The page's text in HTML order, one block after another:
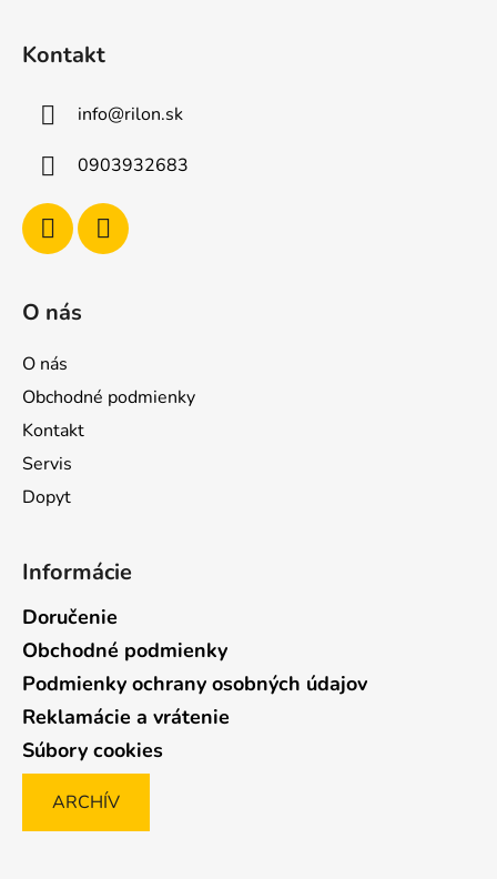
Kontakt
info@rilon.sk
0903932683
O nás
O nás
Obchodné podmienky
Kontakt
Servis
Dopyt
Informácie
Doručenie
Obchodné podmienky
Podmienky ochrany osobných údajov
Reklamácie a vrátenie
Súbory cookies
ARCHÍV